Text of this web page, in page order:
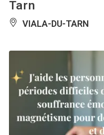
Tarn
VIALA-DU-TARN